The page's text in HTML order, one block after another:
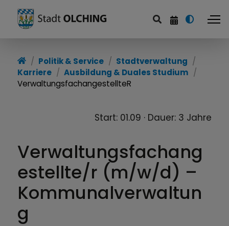
Stadt Olching als Arbeitgeberin
Politik & Service
Stadtverwaltung
Karriere
Ausbildung & Duales Studium
VerwaltungsfachangestellteR
Start: 01.09 · Dauer: 3 Jahre
Verwaltungsfachang
estellte/r (m/w/d) –
Kommunalverwaltun
g